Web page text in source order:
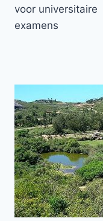
voor universitaire
examens